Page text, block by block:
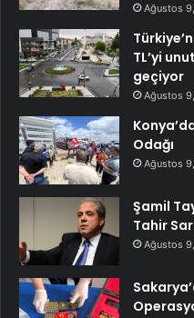
Ağustos
TL’yi
geçiyor
Ağustos
Odağı
Ağustos
Şamil
Tahir
Ağustos